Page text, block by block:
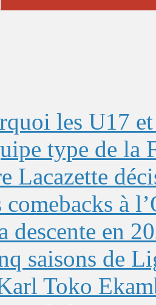
les U17
type de la
Lacazette
comebacks à
descente en
saisons de
Toko